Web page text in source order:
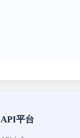
API平台